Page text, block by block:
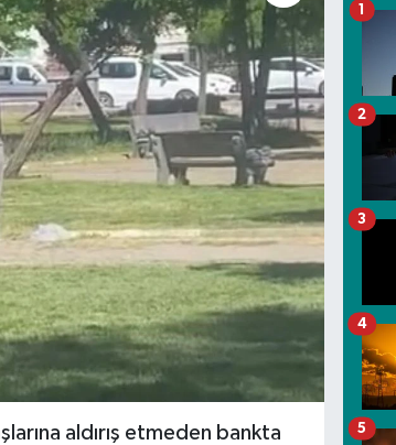
aldırış etmeden bankta
1
2
3
4
5